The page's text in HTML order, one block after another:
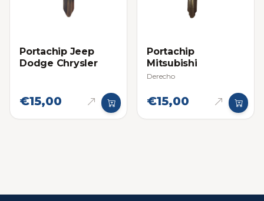
Portachip Jeep
Dodge Chrysler
€15,00
Portachip
Mitsubishi
Derecho
€15,00